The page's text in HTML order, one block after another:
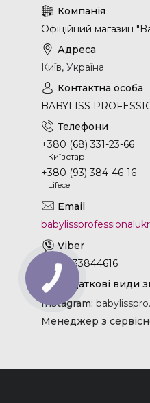
Офіційний магазин
Київ, Україна
BABYLISS
+380 (68) 331-23-66
Київстар
+380 (93) 384-46-16
Lifecell
+380933844616
Instagram
Менеджер з